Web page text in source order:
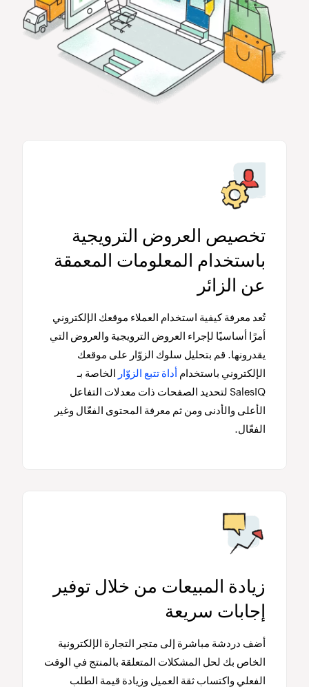
تخصيص العروض الترويجية
باستخدام المعلومات المعمقة
عن الزائر
تُعد معرفة كيفية استخدام العملاء موقعك الإلكتروني
أمرًا أساسيًا لإجراء العروض الترويجية والعروض التي
يقدرونها. قم بتحليل سلوك الزوّار على موقعك
الإلكتروني باستخدام أداة تتبع الزوّار الخاصة بـ
SalesIQ لتحديد الصفحات ذات معدلات التفاعل
الأعلى والأدنى ومن ثم معرفة المحتوى الفعّال وغير
الفعّال.
زيادة المبيعات من خلال توفير
إجابات سريعة
أضف دردشة مباشرة إلى متجر التجارة الإلكترونية
الخاص بك لحل المشكلات المتعلقة بالمنتج في الوقت
الفعلي واكتساب ثقة العميل وزيادة قيمة الطلب